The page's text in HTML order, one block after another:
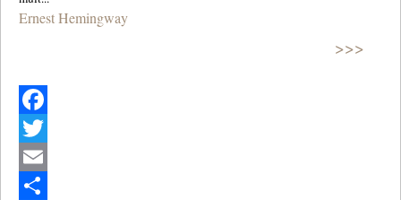
Ernest Hemingway
>>>
Facebook
Twitter
Email